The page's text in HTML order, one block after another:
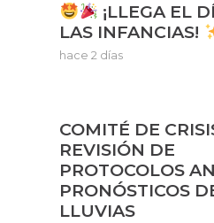
¡LLEGA EL
LAS INFANCIAS!
hace 2 días
COMITÉ DE
REVISIÓN DE
PROTOCOLOS
PRONÓSTICOS
LLUVIAS